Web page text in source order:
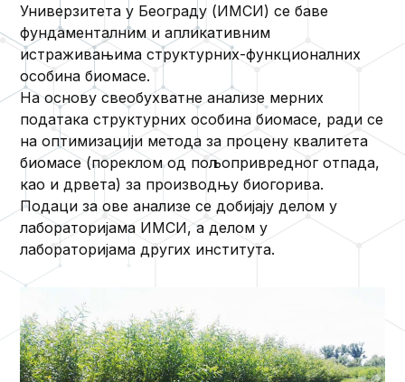
Универзитета у Београду (ИМСИ) се баве
фундаменталним и апликативним
истраживањима структурних-функционалних
особина биомасе.
На основу свеобухватне анализе мерних
података структурних особина биомасе, ради се
на оптимизацији метода за процену квалитета
биомасе (пореклом од пољопривредног отпада,
као и дрвета) за производњу биогорива.
Подаци за ове анализе се добијају делом у
лабораторијама ИМСИ, а делом у
лабораторијама других института.